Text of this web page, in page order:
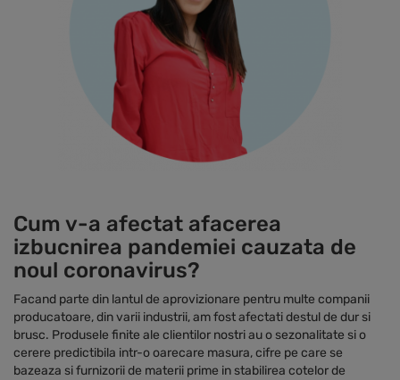
Cum v-a afectat afacerea
izbucnirea pandemiei cauzata de
noul coronavirus?
Facand parte din lantul de aprovizionare pentru multe companii
producatoare, din varii industrii, am fost afectati destul de dur si
brusc. Produsele finite ale clientilor nostri au o sezonalitate si o
cerere predictibila intr-o oarecare masura, cifre pe care se
bazeaza si furnizorii de materii prime in stabilirea cotelor de